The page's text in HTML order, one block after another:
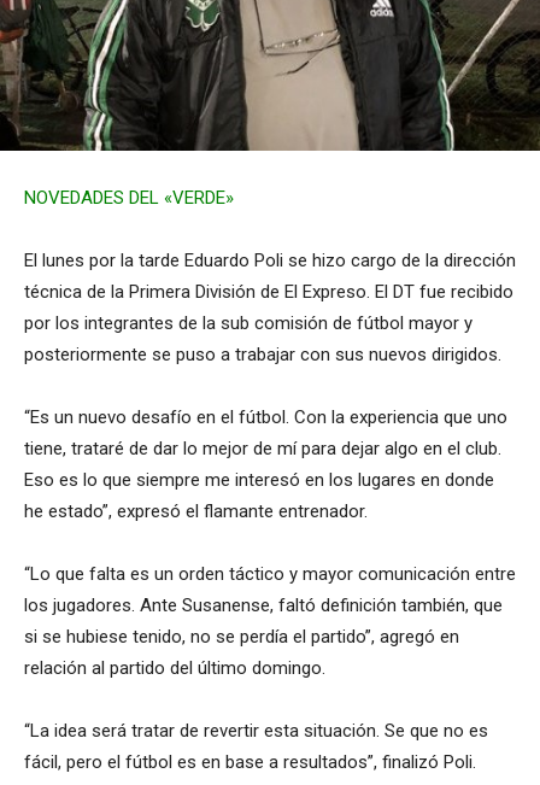
NOVEDADES DEL «VERDE»
El lunes por la tarde Eduardo Poli se hizo cargo de la dirección
técnica de la Primera División de El Expreso. El DT fue recibido
por los integrantes de la sub comisión de fútbol mayor y
posteriormente se puso a trabajar con sus nuevos dirigidos.
“Es un nuevo desafío en el fútbol. Con la experiencia que uno
tiene, trataré de dar lo mejor de mí para dejar algo en el club.
Eso es lo que siempre me interesó en los lugares en donde
he estado”, expresó el flamante entrenador.
“Lo que falta es un orden táctico y mayor comunicación entre
los jugadores. Ante Susanense, faltó definición también, que
si se hubiese tenido, no se perdía el partido”, agregó en
relación al partido del último domingo.
“La idea será tratar de revertir esta situación. Se que no es
fácil, pero el fútbol es en base a resultados”, finalizó Poli.